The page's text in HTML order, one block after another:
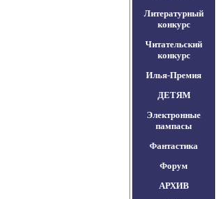
Литературный
конкурс
Читательский
конкурс
Илья-Премия
ДЕТЯМ
Электронные
пампасы
Фантастика
Форум
АРХИВ